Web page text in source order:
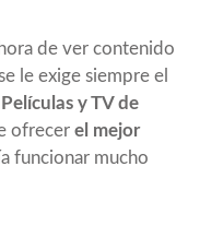
de ver contenido
le exige siempre el
Películas y TV de
ofrecer el mejor
funcionar mucho